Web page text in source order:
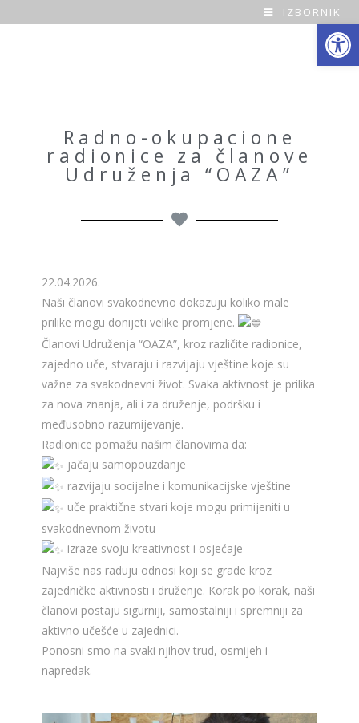
Open toolbar
O
IZBORNIK
Radno-okupacione
radionice za članove
Udruženja “OAZA”
22.04.2026.
Naši članovi svakodnevno dokazuju koliko male
prilike mogu donijeti velike promjene.
Članovi Udruženja “OAZA”, kroz različite radionice,
zajedno uče, stvaraju i razvijaju vještine koje su
važne za svakodnevni život. Svaka aktivnost je prilika
za nova znanja, ali i za druženje, podršku i
međusobno razumijevanje.
Radionice pomažu našim članovima da:
jačaju samopouzdanje
razvijaju socijalne i komunikacijske vještine
uče praktične stvari koje mogu primijeniti u
svakodnevnom životu
izraze svoju kreativnost i osjećaje
Najviše nas raduju odnosi koji se grade kroz
zajedničke aktivnosti i druženje. Korak po korak, naši
članovi postaju sigurniji, samostalniji i spremniji za
aktivno učešće u zajednici.
Ponosni smo na svaki njihov trud, osmijeh i
napredak.